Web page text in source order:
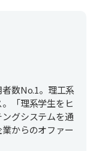
数No.1。理工系
「理系学生をヒ
グシステムを通
からのオファー